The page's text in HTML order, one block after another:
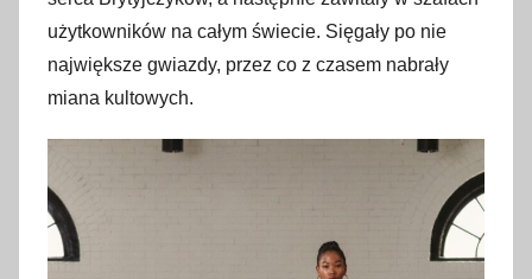
użytkowników na całym świecie. Sięgały po nie
największe gwiazdy, przez co z czasem nabrały
miana kultowych.